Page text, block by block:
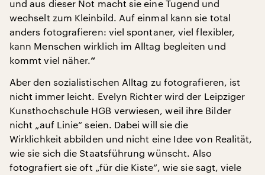
und aus dieser Not macht sie eine Tugend und
wechselt zum Kleinbild. Auf einmal kann sie total
anders fotografieren: viel spontaner, viel flexibler,
kann Menschen wirklich im Alltag begleiten und
kommt viel näher.“
Aber den sozialistischen Alltag zu fotografieren, ist
nicht immer leicht. Evelyn Richter wird der Leipziger
Kunsthochschule HGB verwiesen, weil ihre Bilder
nicht „auf Linie“ seien. Dabei will sie die
Wirklichkeit abbilden und nicht eine Idee von Realität,
wie sie sich die Staatsführung wünscht. Also
fotografiert sie oft „für die Kiste“, wie sie sagt, viele